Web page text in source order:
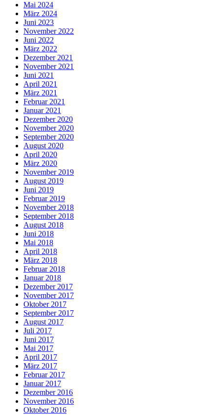
Mai 2024
März 2024
Juni 2023
November 2022
Juni 2022
März 2022
Dezember 2021
November 2021
Juni 2021
April 2021
März 2021
Februar 2021
Januar 2021
Dezember 2020
November 2020
September 2020
August 2020
April 2020
März 2020
November 2019
August 2019
Juni 2019
Februar 2019
November 2018
September 2018
August 2018
Juni 2018
Mai 2018
April 2018
März 2018
Februar 2018
Januar 2018
Dezember 2017
November 2017
Oktober 2017
September 2017
August 2017
Juli 2017
Juni 2017
Mai 2017
April 2017
März 2017
Februar 2017
Januar 2017
Dezember 2016
November 2016
Oktober 2016